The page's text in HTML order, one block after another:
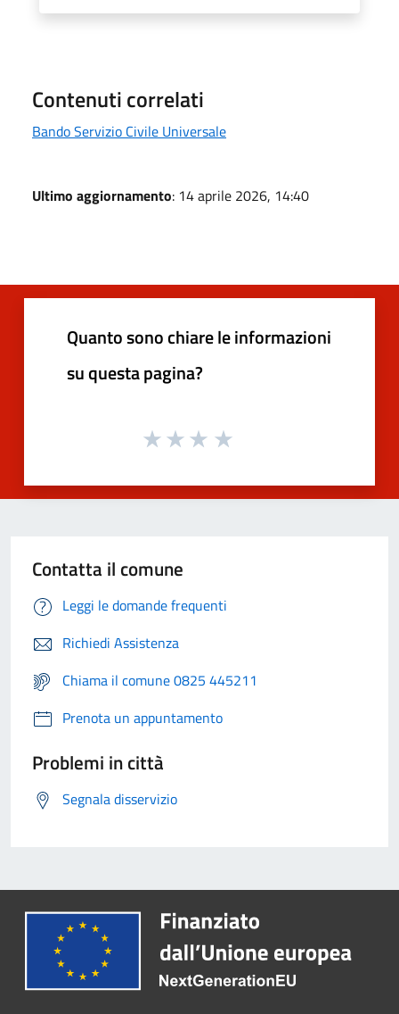
Contenuti correlati
Bando Servizio Civile Universale
Ultimo aggiornamento: 14 aprile 2026, 14:40
Quanto sono chiare le informazioni
su questa pagina?
Contatta il comune
Leggi le domande frequenti
Richiedi Assistenza
Chiama il comune 0825 445211
Prenota un appuntamento
Problemi in città
Segnala disservizio